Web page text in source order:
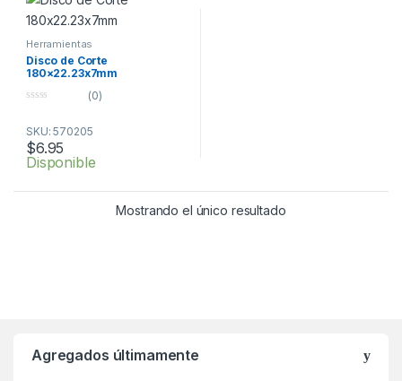
Herramientas
Disco de Corte
180×22.23x7mm
u
t
o
f
(0)
SKU: 570205
$6.95
Disponible
Mostrando el único resultado
Agregados últimamente